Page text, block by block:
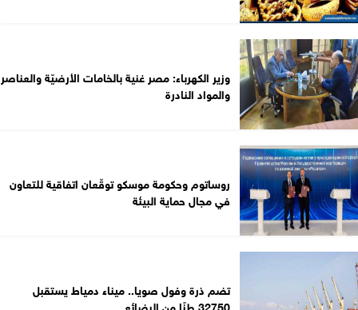
وزير الكهرباء: مصر غنية بالخامات الأرضيّة والعناصر
والمواد النادرة
روساتوم وحكومة موسكو توقّعان اتفاقية للتعاون
في مجال حماية البيئة
تضم ذرة وفول صويا.. ميناء دمياط يستقبل
32750 طنًا من البضائع